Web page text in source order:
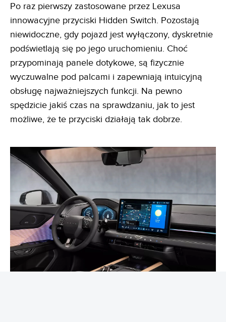
Po raz pierwszy zastosowane przez Lexusa
innowacyjne przyciski Hidden Switch. Pozostają
niewidoczne, gdy pojazd jest wyłączony, dyskretnie
podświetlają się po jego uruchomieniu. Choć
przypominają panele dotykowe, są fizycznie
wyczuwalne pod palcami i zapewniają intuicyjną
obsługę najważniejszych funkcji. Na pewno
spędzicie jakiś czas na sprawdzaniu, jak to jest
możliwe, że te przyciski działają tak dobrze.